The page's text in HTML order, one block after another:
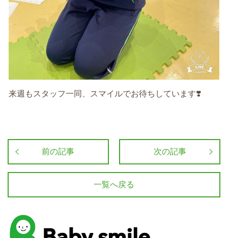
来週もスタッフ一同、スマイルでお待ちしています❣️
前の記事 次の記事
一覧へ戻る